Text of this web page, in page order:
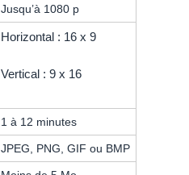
Jusqu’à 1080 p
Horizontal : 16 x 9
Vertical : 9 x 16
1 à 12 minutes
JPEG, PNG, GIF ou BMP